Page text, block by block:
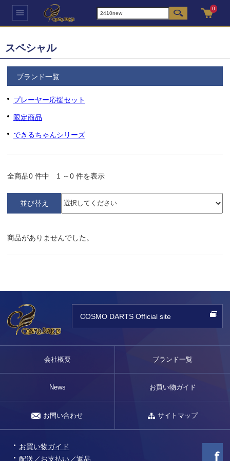
0
スペシャル
ブランド一覧
プレーヤー応援セット
限定商品
できるちゃんシリーズ
全商品0 件中 1 ～0 件を表示
並び替え
商品がありませんでした。
COSMO DARTS Official site
会社概要 ブランド一覧
News お買い物ガイド
お問い合わせ サイトマップ
お買い物ガイド
配送／お支払い／返品